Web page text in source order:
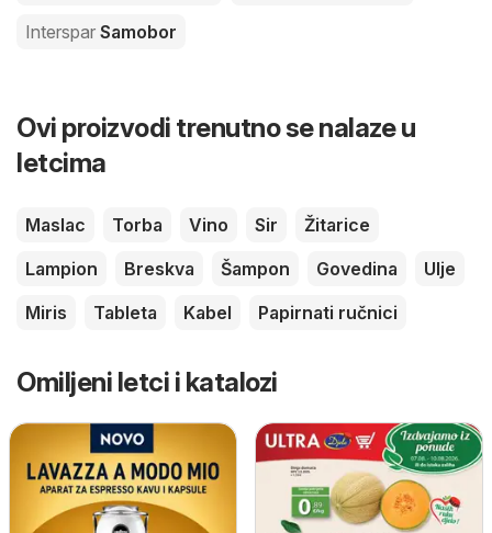
Interspar Samobor
Ovi proizvodi trenutno se nalaze u
letcima
Maslac Torba Vino Sir
Žitarice
Lampion
Breskva Šampon Govedina
Ulje
Miris
Tableta Kabel Papirnati ručnici
Omiljeni letci i katalozi